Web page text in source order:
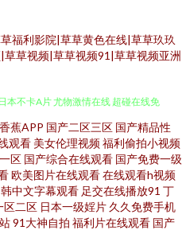
福利影院|草草黄色在线|草草玖玖
草视频|草草视频91|草草视频亚洲
福利导航亚洲 另类丝袜诱惑 三级三级
本不卡A片 尤物激情在线 超碰在线免
9热9草 国产三级自拍 超碰91第一页
蕉APP 国产二区三区 国产精品性
观看 美女伦理视频福利偷拍小视频
区 国产综合在线观看 国产免费一级
欧美图片在线观看在线观看h视频
韩中文字幕观看 足交在线播放91 丁
区二区 日本一级婬片 久久免费手机
91大神自拍 福利片在线观看 国产